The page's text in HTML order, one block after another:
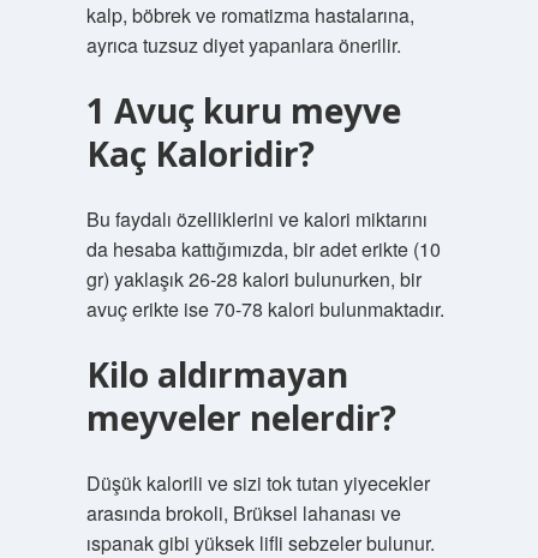
kalp, böbrek ve romatizma hastalarına,
ayrıca tuzsuz diyet yapanlara önerilir.
1 Avuç kuru meyve
Kaç Kaloridir?
Bu faydalı özelliklerini ve kalori miktarını
da hesaba kattığımızda, bir adet erikte (10
gr) yaklaşık 26-28 kalori bulunurken, bir
avuç erikte ise 70-78 kalori bulunmaktadır.
Kilo aldırmayan
meyveler nelerdir?
Düşük kalorili ve sizi tok tutan yiyecekler
arasında brokoli, Brüksel lahanası ve
ıspanak gibi yüksek lifli sebzeler bulunur.